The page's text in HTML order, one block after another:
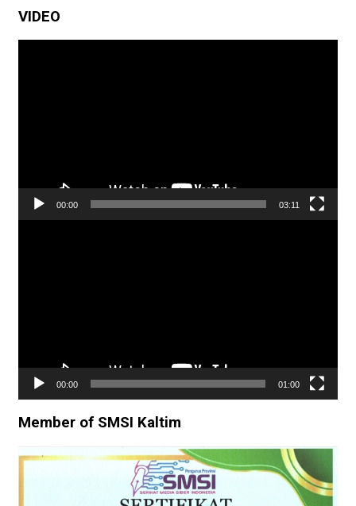
VIDEO
00:00 03:11
00:00 01:00
Member of SMSI Kaltim